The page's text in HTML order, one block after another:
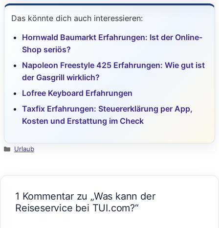
Das könnte dich auch interessieren:
Hornwald Baumarkt Erfahrungen: Ist der Online-
Shop seriös?
Napoleon Freestyle 425 Erfahrungen: Wie gut ist
der Gasgrill wirklich?
Lofree Keyboard Erfahrungen
Taxfix Erfahrungen: Steuererklärung per App,
Kosten und Erstattung im Check
Kategorien
Urlaub
1 Kommentar zu „Was kann der
Reiseservice bei TUI.com?“